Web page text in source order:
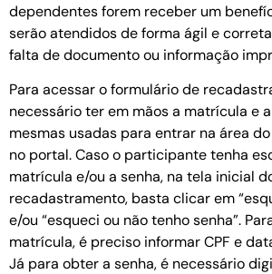
dependentes forem receber um
serão atendidos de forma ágil e
falta de documento ou informação
Para acessar o formulário de
necessário ter em mãos a matrícula e
mesmas usadas para entrar na área
no portal. Caso o participante tenha
matrícula e/ou a senha, na tela inicial
recadastramento, basta clicar em
e/ou “esqueci ou não tenho senha”.
matrícula, é preciso informar CPF e
Já para obter a senha, é necessário